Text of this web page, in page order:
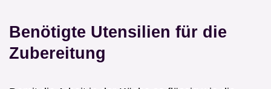
Benötigte Utensilien für die
Zubereitung